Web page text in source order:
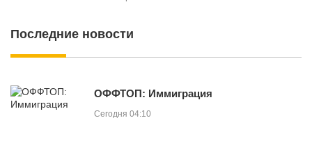
Последние новости
ОФФТОП: Иммиграция
Сегодня 04:10